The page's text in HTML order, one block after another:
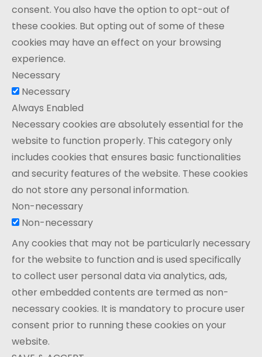
consent. You also have the option to opt-out of
these cookies. But opting out of some of these
cookies may have an effect on your browsing
experience.
Necessary
Necessary
Always Enabled
Necessary cookies are absolutely essential for the
website to function properly. This category only
includes cookies that ensures basic functionalities
and security features of the website. These cookies
do not store any personal information.
Non-necessary
Non-necessary
Any cookies that may not be particularly necessary
for the website to function and is used specifically
to collect user personal data via analytics, ads,
other embedded contents are termed as non-
necessary cookies. It is mandatory to procure user
consent prior to running these cookies on your
website.